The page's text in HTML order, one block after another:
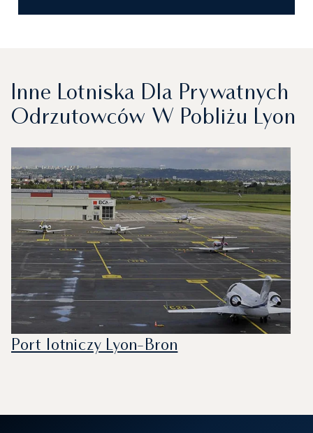
Inne Lotniska Dla Prywatnych
Odrzutowców W Pobliżu Lyon
Port lotniczy Lyon-Bron